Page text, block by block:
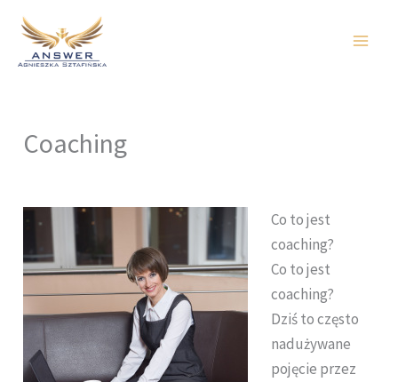
treści
Coaching
Co to jest
coaching?
Co to jest
coaching?
Dziś to często
nadużywane
pojęcie przez